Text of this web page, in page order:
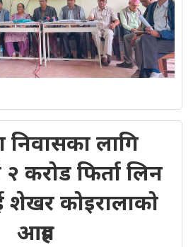
निवासका लागि
करोड फिर्ता लिन
शेखर कोइरालाको
आग्रह